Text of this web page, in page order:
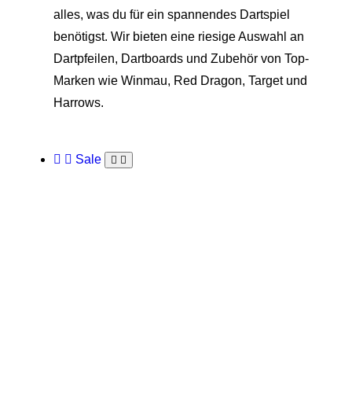
alles, was du für ein spannendes Dartspiel
benötigst. Wir bieten eine riesige Auswahl an
Dartpfeilen, Dartboards und Zubehör von Top-
Marken wie Winmau, Red Dragon, Target und
Harrows.
Sale